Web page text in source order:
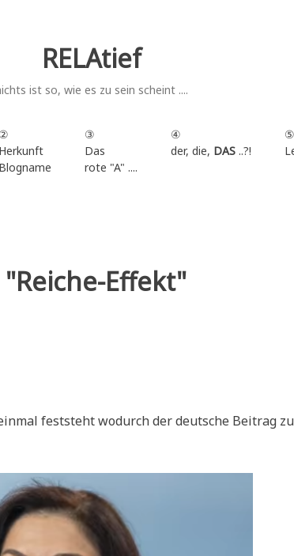
RELAtief
ist so, wie es zu sein scheint ....
②
Herkunft
Blogname
③
Das
rote "A" ....
④
der, die, DAS..?!
⑤
Effekt"
fest­steht wodurch der deut­sche Bei­trag